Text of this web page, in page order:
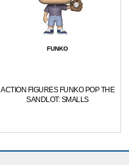
FUNKO
ACTION FIGURES FUNKO POP THE
SANDLOT: SMALLS